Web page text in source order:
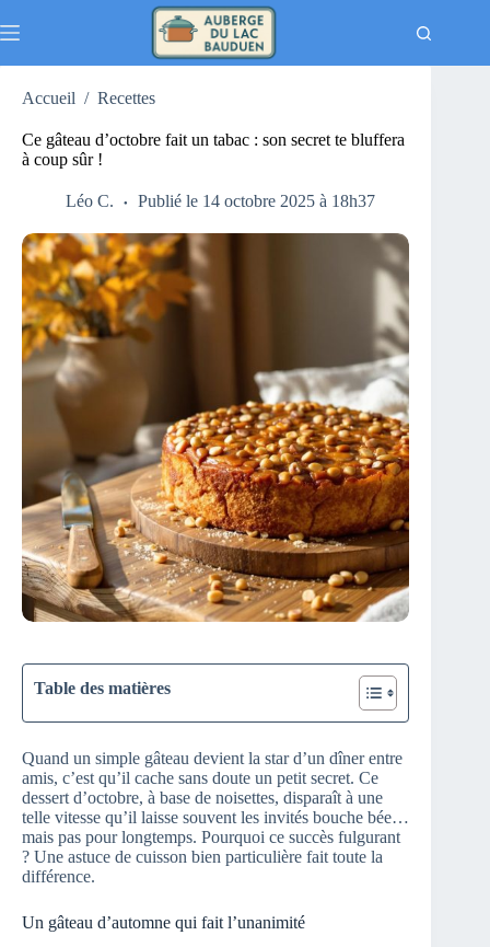
au
Accueil / Recettes
Ce gâteau d’octobre fait un tabac : son secret te bluffera
à coup sûr !
Léo C. Publié le 14 octobre 2025 à 18h37
Table des matières
Quand un simple gâteau devient la star d’un dîner entre
amis, c’est qu’il cache sans doute un petit secret. Ce
dessert d’octobre, à base de noisettes, disparaît à une
telle vitesse qu’il laisse souvent les invités bouche bée…
mais pas pour longtemps. Pourquoi ce succès fulgurant
? Une astuce de cuisson bien particulière fait toute la
différence.
Un gâteau d’automne qui fait l’unanimité